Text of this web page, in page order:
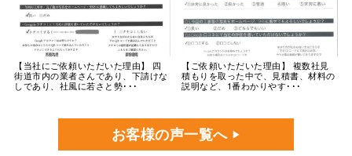
【当社にご依頼いただいた理由】 四
街道市内の業者さんであり、下請けな
しであり、社風に若さと勢･･･
【ご依頼いただいた理由】 複数社見
積もりを取った中で、見積書、材料の
説明など、1番わかりやす･･･
お客様の声一覧へ